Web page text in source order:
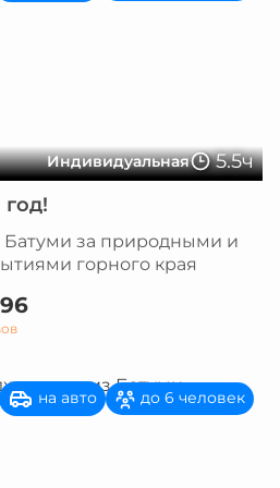
Индивидуальная 5.5ч
Батуми за природными и
горного края
на авто до 6 человек